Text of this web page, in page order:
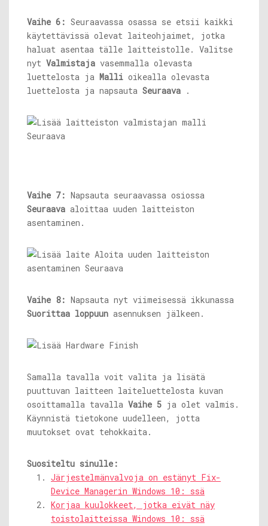
Vaihe 6: Seuraavassa osassa se etsii kaikki
käytettävissä olevat laiteohjaimet, jotka
haluat asentaa tälle laitteistolle. Valitse
nyt Valmistaja vasemmalla olevasta
luettelosta ja Malli oikealla olevasta
luettelosta ja napsauta Seuraava .
Vaihe 7: Napsauta seuraavassa osiossa
Seuraava aloittaa uuden laitteiston
asentaminen.
Vaihe 8: Napsauta nyt viimeisessä ikkunassa
Suorittaa loppuun asennuksen jälkeen.
Samalla tavalla voit valita ja lisätä
puuttuvan laitteen laiteluettelosta kuvan
osoittamalla tavalla Vaihe 5 ja olet valmis.
Käynnistä tietokone uudelleen, jotta
muutokset ovat tehokkaita.
Suositeltu sinulle:
Järjestelmänvalvoja on estänyt Fix-
Device Managerin Windows 10: ssä
Korjaa kuulokkeet, jotka eivät näy
toistolaitteissa Windows 10: ssä